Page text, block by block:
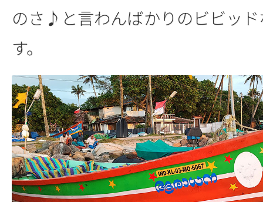
のさ♪と言わんばかりのビビッ
す。